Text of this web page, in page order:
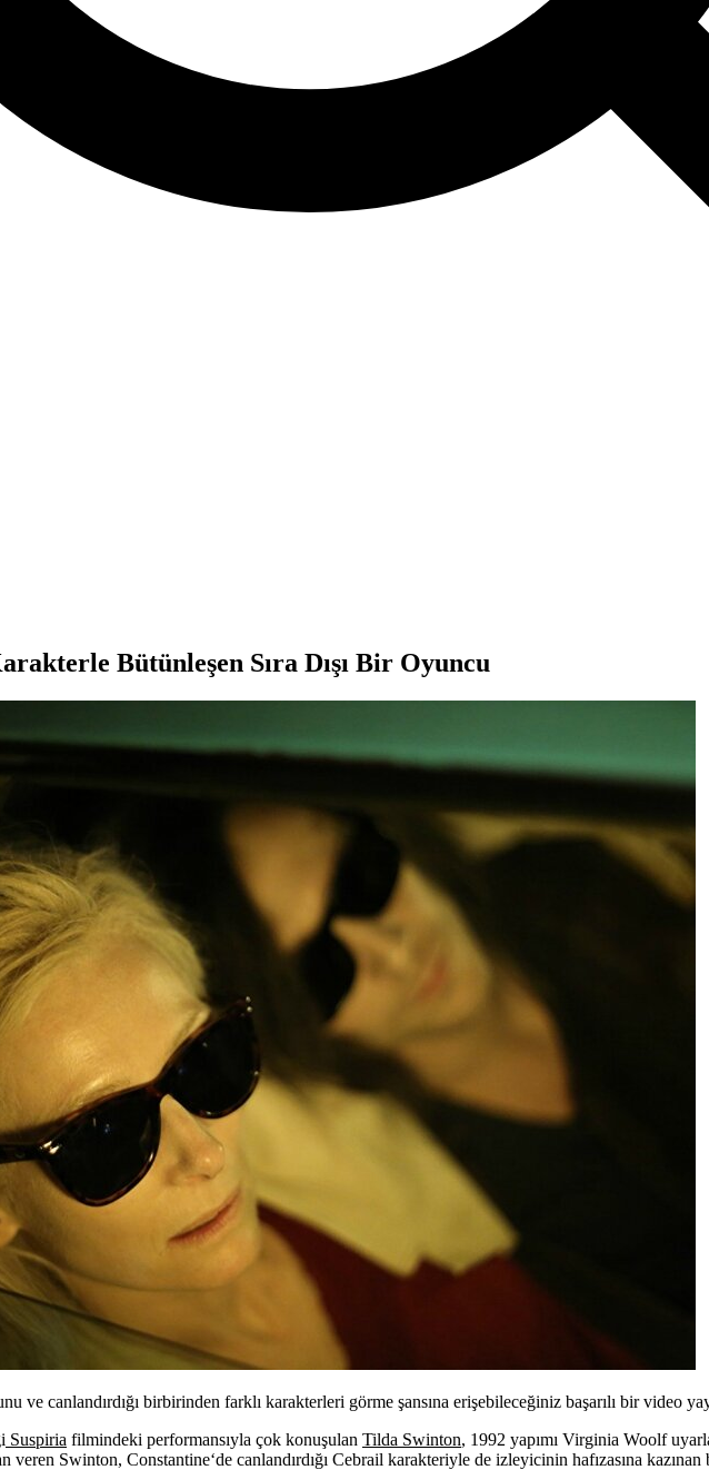
Bütünleşen Sıra Dışı Bir Oyuncu
ve canlandırdığı birbirinden farklı karakterleri görme şansına erişebileceğiniz başarılı bir video
Suspiria filmindeki performansıyla çok konuşulan Tilda Swinton, 1992 yapımı Virginia Woolf
veren Swinton, Constantine‘de canlandırdığı Cebrail karakteriyle de izleyicinin hafızasına